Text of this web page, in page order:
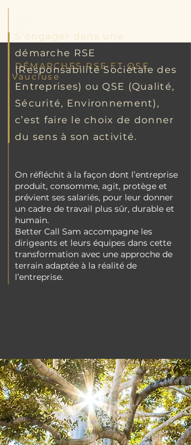
DÉMARCHES RSE ET QSE
S’engager dans une
démarche RSE
(Responsabilité Sociétale des
Entreprises) ou QSE (Qualité,
Sécurité, Environnement),
c’est faire le choix de donner
du sens à son activité.
Vaucluse
On réfléchit à la façon dont l’entreprise
produit, consomme, agit, protège et
prévient ses salariés, pour leur donner
un cadre de travail plus sûr, durable et
humain.
Better Call Sam accompagne les
dirigeants et leurs équipes dans cette
transformation avec une approche de
terrain adaptée à la réalité de
l’entreprise.